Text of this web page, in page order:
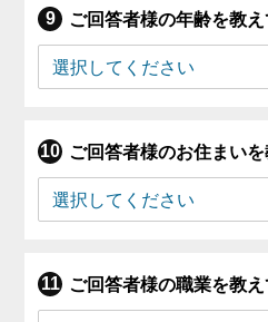
ご回答者様の年齢を教え
ご回答者様のお住まいを
ご回答者様の職業を教え